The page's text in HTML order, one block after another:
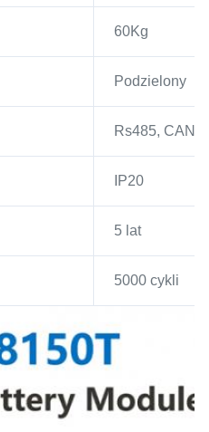
60Kg
Podzielony
Rs485, CAN
IP20
5 lat
5000 cykli